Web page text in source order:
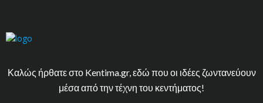
Καλώς ήρθατε στο Kentima.gr, εδώ που οι ιδέες ζωντανεύουν
μέσα από την τέχνη του κεντήματος!